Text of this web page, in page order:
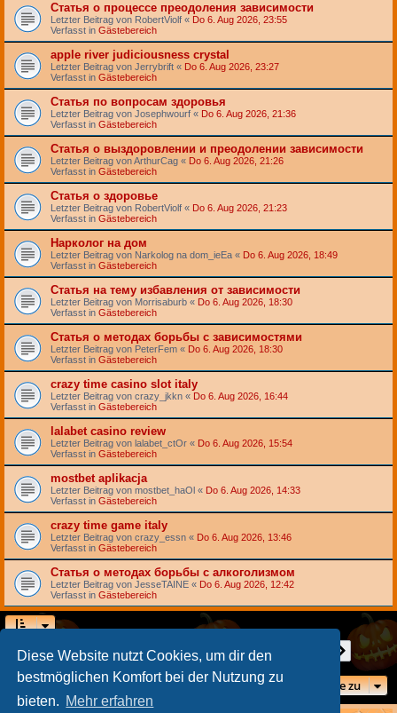
Diese Website nutzt Cookies, um dir den
bestmöglichen Komfort bei der Nutzung zu
bieten. Mehr erfahren
Статья о процессе преодоления зависимости
Letzter Beitrag von RobertViolf « Do 6. Aug 2026, 23:55
Verfasst in Gästebereich
apple river judiciousness crystal
Letzter Beitrag von Jerrybrift « Do 6. Aug 2026, 23:27
Verfasst in Gästebereich
Статья по вопросам здоровья
Letzter Beitrag von Josephwourf « Do 6. Aug 2026, 21:36
Verfasst in Gästebereich
Статья о выздоровлении и преодолении зависимости
Letzter Beitrag vonArthurCag « Do 6. Aug 2026, 21:26
Verfasst in Gästebereich
Статья о здоровье
Letzter Beitrag von RobertViolf « Do 6. Aug 2026, 21:23
Verfasst in Gästebereich
Нарколог на дом
Letzter Beitrag von Narkolog na dom_ieEa « Do 6. Aug 2026, 18:49
Verfasst in Gästebereich
Статья на тему избавления от зависимости
Letzter Beitrag von Morrisaburb « Do 6. Aug 2026, 18:30
Verfasst in Gästebereich
Статья о методах борьбы с зависимостями
Letzter Beitrag von PeterFem « Do 6. Aug 2026, 18:30
Verfasst in Gästebereich
crazy time casino slot italy
Letzter Beitrag von crazy_jkkn « Do 6. Aug 2026, 16:44
Verfasst in Gästebereich
lalabet casino review
Letzter Beitrag von lalabet_ctOr « Do 6. Aug 2026, 15:54
Verfasst in Gästebereich
mostbet aplikacja
Letzter Beitrag von mostbet_haOl « Do 6. Aug 2026, 14:33
Verfasst in Gästebereich
crazy time game italy
Letzter Beitrag von crazy_essn « Do 6. Aug 2026, 13:46
Verfasst in Gästebereich
Статья о методах борьбы с алкоголизмом
Letzter Beitrag von JesseTAINE « Do 6. Aug 2026, 12:42
Verfasst in Gästebereich
Die Suche ergab 156 Treffer Seite 1von7
1 2 3 4 Nächste
Gehe zu